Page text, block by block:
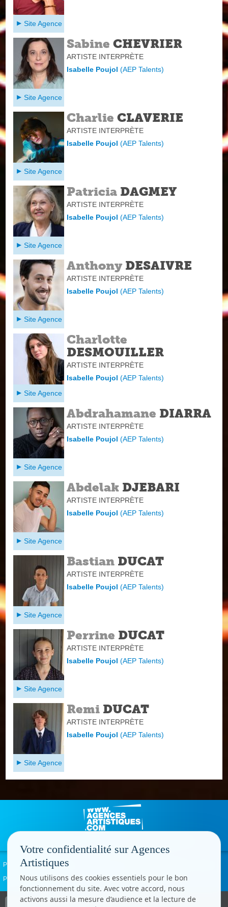
Site Agence
Sabine CHEVRIER
ARTISTE INTERPRÈTE
Isabelle Poujol(AEP Talents)
Site Agence
Charlie CLAVERIE
ARTISTE INTERPRÈTE
Isabelle Poujol(AEP Talents)
Site Agence
Patricia DAGMEY
ARTISTE INTERPRÈTE
Isabelle Poujol(AEP Talents)
Site Agence
AnthonyDESAIVRE
ARTISTE INTERPRÈTE
Isabelle Poujol(AEP Talents)
Site Agence
Charlotte
DESMOUILLER
ARTISTE INTERPRÈTE
Isabelle Poujol(AEP Talents)
Site Agence
Abdrahamane DIARRA
ARTISTE INTERPRÈTE
Isabelle Poujol(AEP Talents)
Site Agence
Abdelak DJEBARI
ARTISTE INTERPRÈTE
Isabelle Poujol(AEP Talents)
Site Agence
Bastian DUCAT
ARTISTE INTERPRÈTE
Isabelle Poujol(AEP Talents)
Site Agence
Perrine DUCAT
ARTISTE INTERPRÈTE
Isabelle Poujol(AEP Talents)
Site Agence
Remi DUCAT
ARTISTE INTERPRÈTE
Isabelle Poujol(AEP Talents)
Site Agence
Politique de confidentialité
Paramètres cookies
Copyright © CC.Comunication
Votre confidentialité sur Agences
Artistiques
Nous utilisons des cookies essentiels pour le bon
fonctionnement du site. Avec votre accord, nous
activons aussi la mesure d’audience et la lecture de